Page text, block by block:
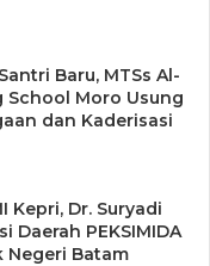
Baru, MTSs Al-
School Moro Usung
dan Kaderisasi
Kepri, Dr. Suryadi
Daerah PEKSIMIDA
Negeri Batam